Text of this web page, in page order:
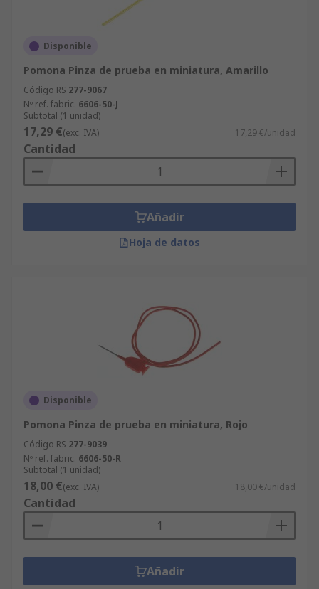
Disponible
Pomona Pinza de prueba en miniatura, Amarillo
Código RS 277-9067
Nº ref. fabric. 6606-50-J
Subtotal (1 unidad)
17,29 €(exc. IVA) 17,29 €/unidad
Cantidad
Añadir
Hoja de datos
Disponible
Pomona Pinza de prueba en miniatura, Rojo
Código RS 277-9039
Nº ref. fabric. 6606-50-R
Subtotal (1 unidad)
18,00 €(exc. IVA) 18,00 €/unidad
Cantidad
Añadir